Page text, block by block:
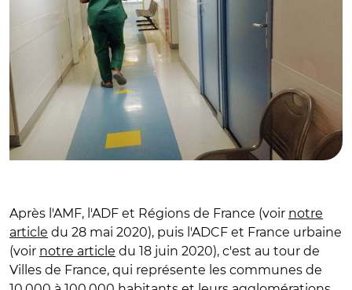
Après l'AMF, l'ADF et Régions de France (voir notre
article du 28 mai 2020), puis l'ADCF et France urbaine
(voir notre article du 18 juin 2020), c'est au tour de
Villes de France, qui représente les communes de